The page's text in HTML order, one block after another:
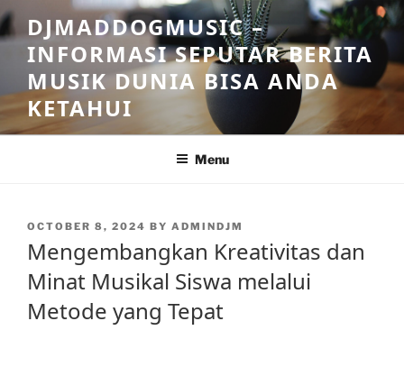
Skip
to
content
DJMADDOGMUSIC –
INFORMASI SEPUTAR BERITA
MUSIK DUNIA BISA ANDA
KETAHUI
Menu
POSTED
OCTOBER 8, 2024 BY ADMINDJM
Mengembangkan Kreativitas dan
Minat Musikal Siswa melalui
Metode yang Tepat